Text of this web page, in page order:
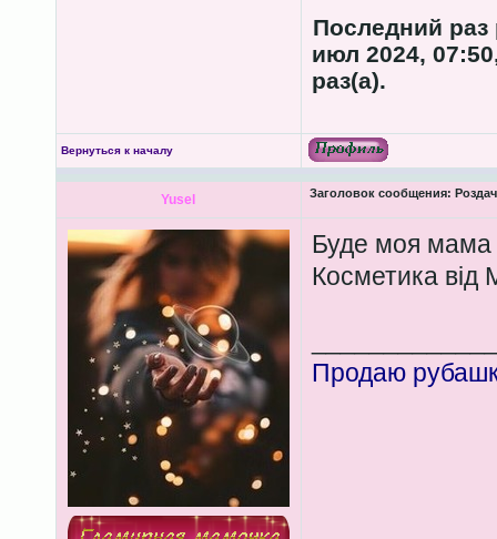
Последний
июл 2024,
раз(а).
Вернуться к началу
Yusel Заголовок сообщения:
Буде моя мама
Косметика від
Продаю